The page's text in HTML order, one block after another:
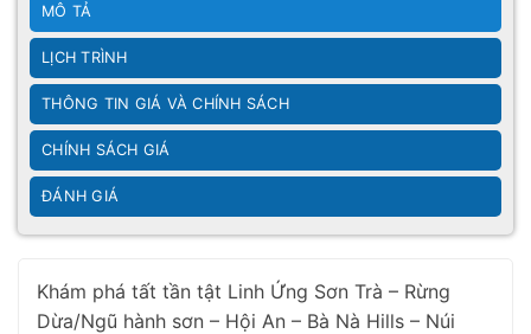
MÔ TẢ
LỊCH TRÌNH
THÔNG TIN GIÁ VÀ CHÍNH SÁCH
CHÍNH SÁCH GIÁ
ĐÁNH GIÁ
Khám phá tất tần tật Linh Ứng Sơn Trà – Rừng
Dừa/Ngũ hành sơn – Hội An – Bà Nà Hills – Núi